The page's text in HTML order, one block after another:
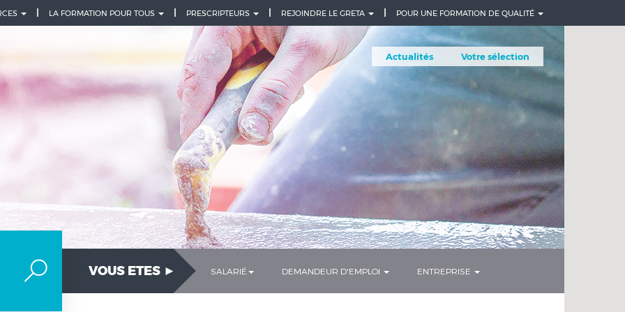
POUR UNE FORMATION DE QUALITÉ
REJOINDRE LE GRETA
PRESCRIPTEURS
LA FORMATION POUR TOUS
Actualités Votre sélection
VOUS ETES ► SALARIÉ DEMANDEUR D'EMPLOI ENTREPRISE